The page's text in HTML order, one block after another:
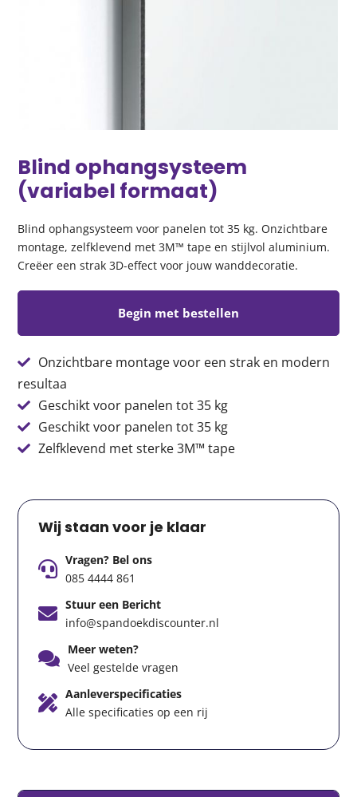
Blind ophangsysteem
(variabel formaat)
Blind ophangsysteem voor panelen tot 35 kg. Onzichtbare
montage, zelfklevend met 3M™ tape en stijlvol aluminium.
Creëer een strak 3D-effect voor jouw wanddecoratie.
Begin met bestellen
Onzichtbare montage voor een strak en modern
resultaa
Geschikt voor panelen tot 35 kg
Geschikt voor panelen tot 35 kg
Zelfklevend met sterke 3M™ tape
Wij staan voor je klaar
Vragen? Bel ons
085 4444 861
Stuur een Bericht
info@spandoekdiscounter.nl
Meer weten?
Veel gestelde vragen
Aanleverspecificaties
Alle specificaties op een rij